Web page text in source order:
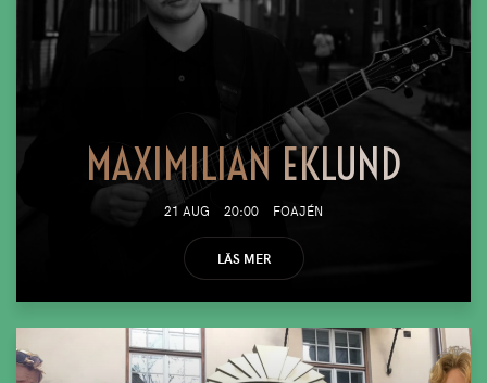
MAXIMILIAN EKLUND
21 AUG 20:00 FOAJÉN
LÄS MER